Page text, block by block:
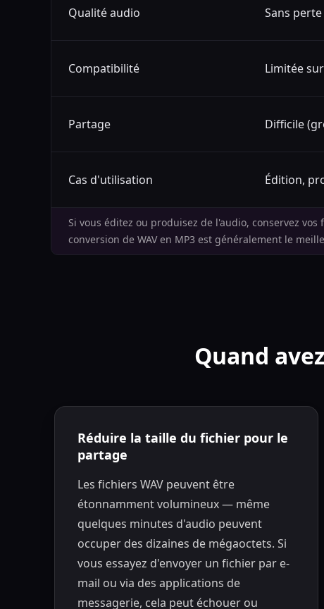
Qualité audio Sans perte
Compatibilité Limitée
Partage Difficile
Cas d'utilisation Édition,
Si vous éditez ou produisez de l'audio, conservez
conversion de WAV en MP3 est généralement le
Quand
Réduire la taille du fichier pour le
partage
Les fichiers WAV peuvent être
étonnamment volumineux — même
quelques minutes d'audio peuvent
occuper des dizaines de mégaoctets. Si
vous essayez d'envoyer un fichier par e-
mail ou via des applications de
messagerie, cela peut échouer ou